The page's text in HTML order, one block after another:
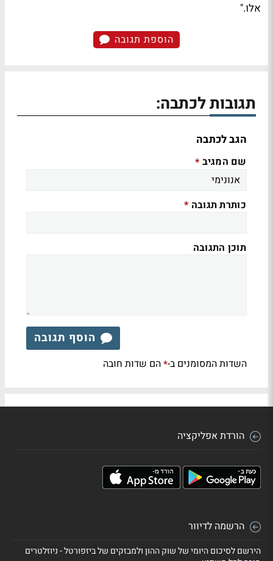
אלו."
הוספת תגובה
תגובות לכתבה:
הגב לכתבה
שם המגיב *
כותרת תגובה *
תוכן התגובה
הוסף תגובה
השדות המסומנים ב-*הם שדות חובה
הורדת אפליקציה
הרשמה לדיוור
הירשם לסיכום היומי של שוק ההון ולמבזקים של ביזפורטל - ניוזלטרים